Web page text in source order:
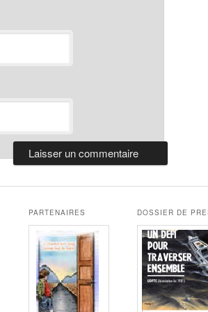
PARTENAIRES DOSSIER DE